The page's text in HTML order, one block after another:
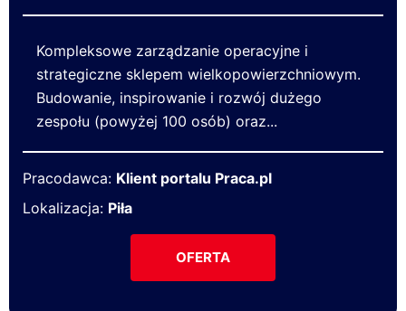
Kompleksowe zarządzanie operacyjne i
strategiczne sklepem wielkopowierzchniowym.
Budowanie, inspirowanie i rozwój dużego
zespołu (powyżej 100 osób) oraz...
Pracodawca: Klient portalu Praca.pl
Lokalizacja: Piła
OFERTA